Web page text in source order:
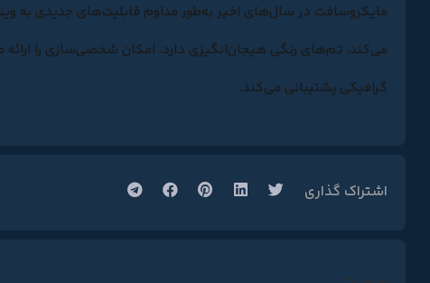
مایکروسافت در سال‌های اخیر به‌طور مداوم قابلیت‌های جدیدی به
می‌کند، تم‌های رنگی هیجان‌انگیزی دارد، امکان شخصی‌سازی را ارائه
گرافیکی پشتیبانی می‌کند.
اشتراک گذاری